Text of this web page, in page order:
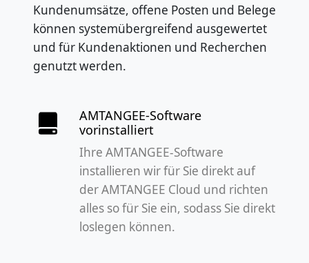
Kundenumsätze, offene Posten und Belege
können systemübergreifend ausgewertet
und für Kundenaktionen und Recherchen
genutzt werden.
AMTANGEE-Software
vorinstalliert
Ihre AMTANGEE-Software
installieren wir für Sie direkt auf
der AMTANGEE Cloud und richten
alles so für Sie ein, sodass Sie direkt
loslegen können.